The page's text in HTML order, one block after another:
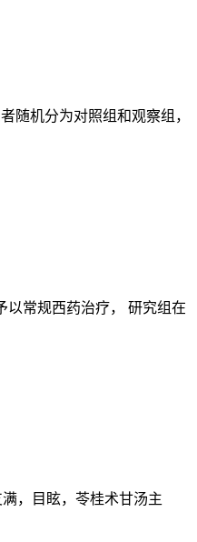
随机分为对照组和观察组，
以常规西药治疗， 研究组在
，目眩，苓桂术甘汤主